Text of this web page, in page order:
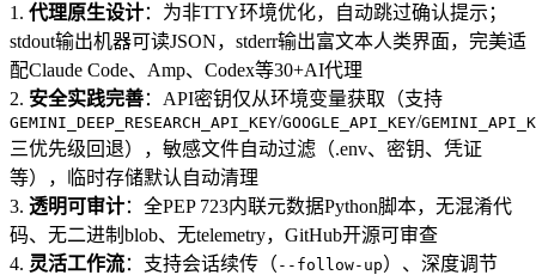
1. 代理原生设计：为非TTY环境优化，自动跳过确认提示；
stdout输出机器可读JSON，stderr输出富文本人类界面，完美适
配Claude Code、Amp、Codex等30+AI代理
2. 安全实践完善：API密钥仅从环境变量获取（支持
GEMINI_DEEP_RESEARCH_API_KEY/GOOGLE_API_KEY/
三优先级回退），敏感文件自动过滤（.env、密钥、凭证
等），临时存储默认自动清理
3. 透明可审计：全PEP 723内联元数据Python脚本，无混淆代
码、无二进制blob、无telemetry，GitHub开源可审查
4. 灵活工作流：支持会话续传（ --follow-up）、深度调节